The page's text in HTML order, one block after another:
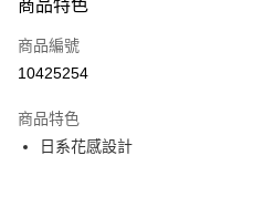
信用卡一次付款
ATM付款
運送方式
新竹物流
商品特色
商品編號
10425254
商品特色
日系花感設計